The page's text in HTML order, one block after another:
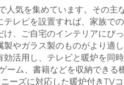
人気を集めています。その
レビを設置すれば、家族で
、ご自宅のインテリアに
やガラス製のものがより
活用し、テレビと暖炉を
ーム、書籍などを収納でき
ーズに対応した暖炉付きTV